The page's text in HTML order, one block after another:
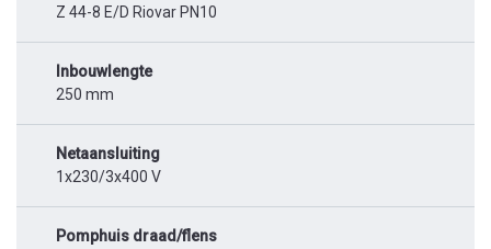
Z 44-8 E/D Riovar PN10
Inbouwlengte
250 mm
Netaansluiting
1x230/3x400 V
Pomphuis draad/flens